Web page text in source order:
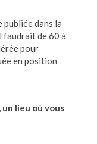
publiée dans la
faudrait de 60 à
pour
en position
lieu où vous